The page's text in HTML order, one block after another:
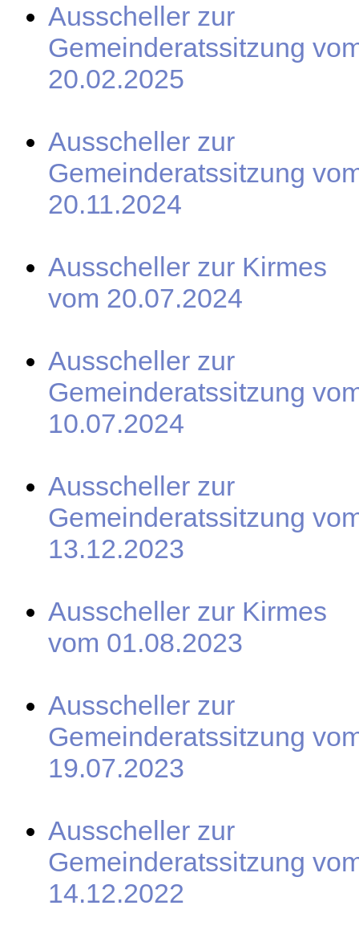
Ausscheller zur
Gemeinderatssitzung
20.02.2025
Ausscheller zur
Gemeinderatssitzung
20.11.2024
Ausscheller zur Kirmes
vom 20.07.2024
Ausscheller zur
Gemeinderatssitzung
10.07.2024
Ausscheller zur
Gemeinderatssitzung
13.12.2023
Ausscheller zur Kirmes
vom 01.08.2023
Ausscheller zur
Gemeinderatssitzung
19.07.2023
Ausscheller zur
Gemeinderatssitzung
14.12.2022